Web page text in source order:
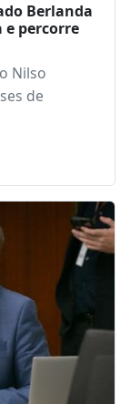
Berlanda
e percorre
Nilso
de